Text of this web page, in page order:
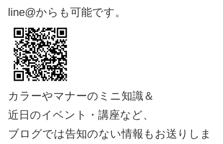
line@からも可能です。
カラーやマナーのミニ知識＆
近日のイベント・講座など、
ブログでは告知のない情報もお送りしま